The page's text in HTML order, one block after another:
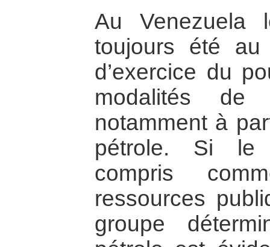
Au Venezuela
toujours été
d’exercice du
modalités de
notamment à
pétrole. Si le
compris
ressources
groupe